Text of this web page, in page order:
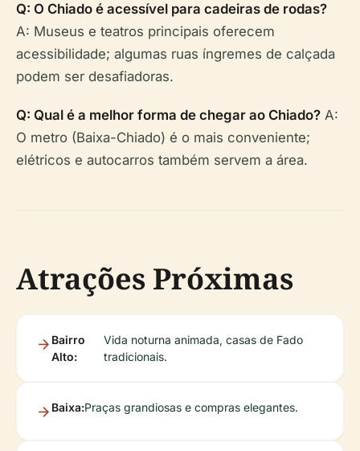
Q: O Chiado é acessível para cadeiras de rodas?
A: Museus e teatros principais oferecem
acessibilidade; algumas ruas íngremes de calçada
podem ser desafiadoras.
Q: Qual é a melhor forma de chegar ao Chiado? A:
O metro (Baixa-Chiado) é o mais conveniente;
elétricos e autocarros também servem a área.
Atrações Próximas
Bairro
Alto:
Vida noturna animada, casas de Fado
tradicionais.
Baixa:Praças grandiosas e compras elegantes.